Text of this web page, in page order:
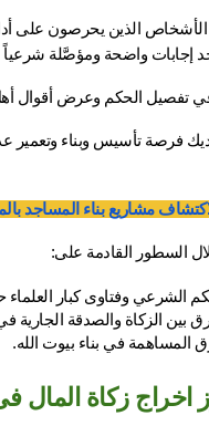
إجابات واضحة ومؤصَّلة
تفصيل الحكم وعرض أقوال
مشاريع بناء المساجد
السطور القادمة على:
الشرعي وفتاوى كبار
بين الزكاة والصدقة الجارية
المساهمة في بناء بيوت الله.
اخراج زكاة المال